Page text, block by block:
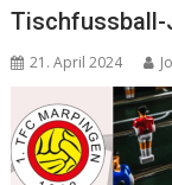
Tischfussball-
21. April 2024